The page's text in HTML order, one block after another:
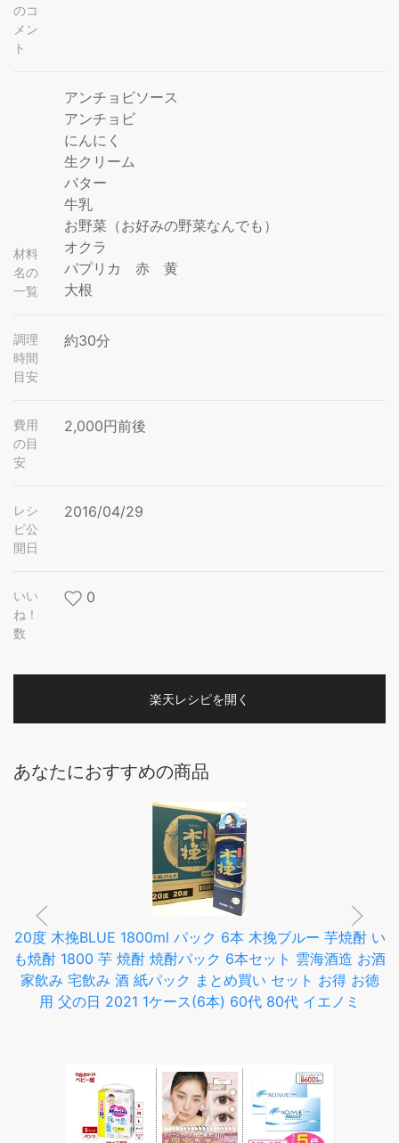
のコ
メン
ト
材料
名の
一覧
アンチョビソース
アンチョビ
にんにく
生クリーム
バター
牛乳
お野菜（お好みの野菜なんでも）
オクラ
パプリカ 赤 黄
大根
調理
時間
目安
約30分
費用
の目
安
2,000円前後
レシ
ピ公
開日
2016/04/29
いい
ね！
数
0
楽天レシピを開く
あなたにおすすめの商品
20度 木挽BLUE 1800ml パック 6本 木挽ブルー 芋焼酎 い
も焼酎 1800 芋 焼酎 焼酎パック 6本セット 雲海酒造 お酒
家飲み 宅飲み 酒 紙パック まとめ買い セット お得 お徳
用 父の日 2021 1ケース(6本) 60代 80代 イエノミ